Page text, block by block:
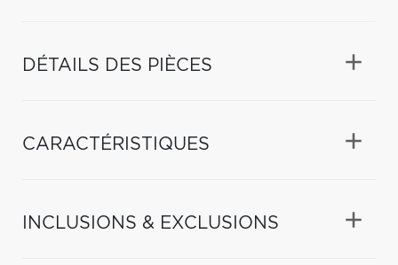
DÉTAILS DES PIÈCES
CARACTÉRISTIQUES
INCLUSIONS & EXCLUSIONS